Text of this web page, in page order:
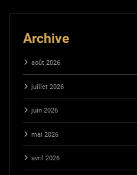
Archive
août 2026
juillet 2026
juin 2026
mai 2026
avril 2026